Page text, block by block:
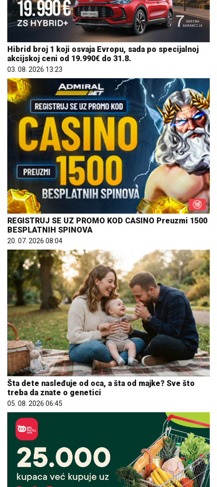
Hibrid broj 1 koji osvaja Evropu, sada po specijalnoj
akcijskoj ceni od 19.990€ do 31.8.
03. 08. 2026 13:23
REGISTRUJ SE UZ PROMO KOD CASINO Preuzmi 1500
BESPLATNIH SPINOVA
20. 07. 2026 08:04
Šta dete nasleđuje od oca, a šta od majke? Sve što
treba da znate o genetici
05. 08. 2026 06:45